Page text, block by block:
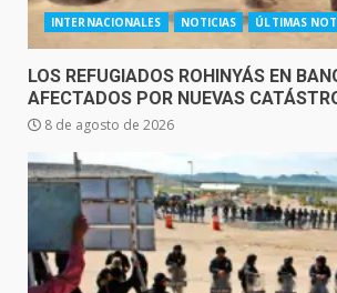
INTERNACIONALES NOTICIAS ÚLTIMAS
LOS REFUGIADOS ROHINYÁS EN
AFECTADOS POR NUEVAS
8 de agosto de 2026